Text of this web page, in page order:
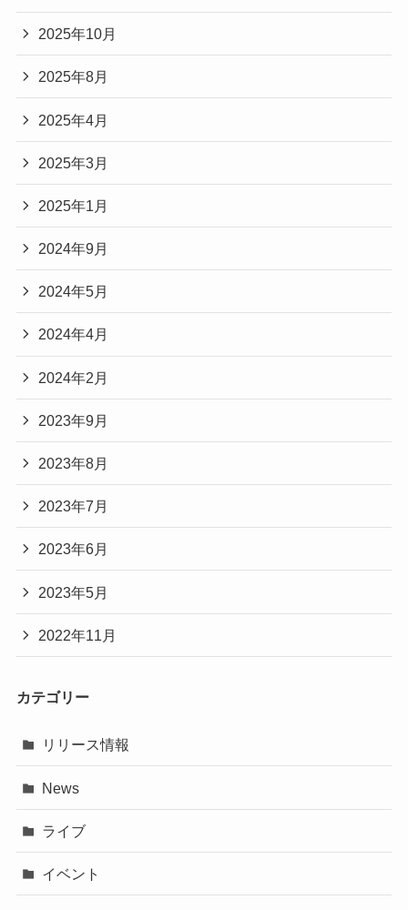
2025年10月
2025年8月
2025年4月
2025年3月
2025年1月
2024年9月
2024年5月
2024年4月
2024年2月
2023年9月
2023年8月
2023年7月
2023年6月
2023年5月
2022年11月
カテゴリー
リリース情報
News
ライブ
イベント